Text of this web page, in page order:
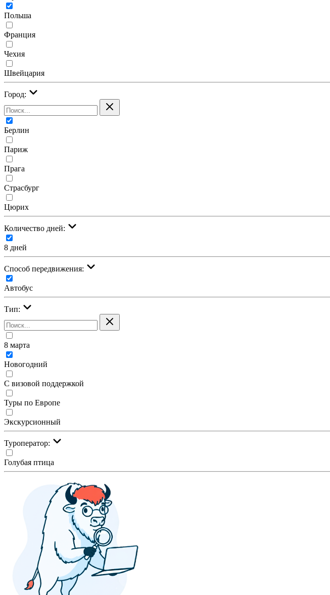
Польша
Франция
Чехия
Швейцария
Город:
Берлин
Париж
Прага
Страсбург
Цюрих
Количество дней:
8 дней
Cпособ передвижения:
Автобус
Тип:
8 марта
Новогодний
С визовой поддержкой
Туры по Европе
Экскурсионный
Туроператор:
Голубая птица